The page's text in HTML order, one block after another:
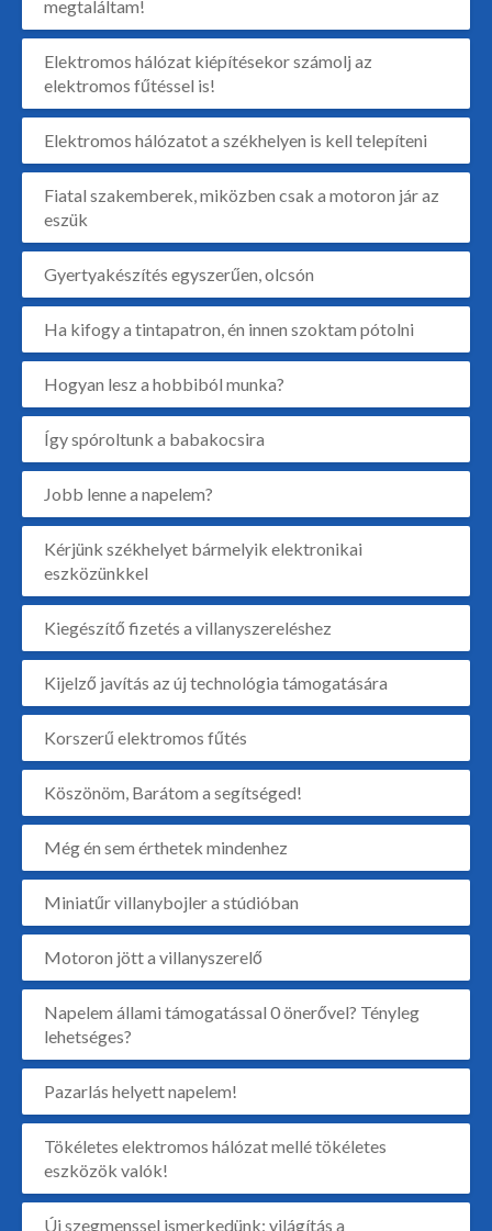
megtaláltam!
Elektromos hálózat kiépítésekor számolj az
elektromos fűtéssel is!
Elektromos hálózatot a székhelyen is kell telepíteni
Fiatal szakemberek, miközben csak a motoron jár az
eszük
Gyertyakészítés egyszerűen, olcsón
Ha kifogy a tintapatron, én innen szoktam pótolni
Hogyan lesz a hobbiból munka?
Így spóroltunk a babakocsira
Jobb lenne a napelem?
Kérjünk székhelyet bármelyik elektronikai
eszközünkkel
Kiegészítő fizetés a villanyszereléshez
Kijelző javítás az új technológia támogatására
Korszerű elektromos fűtés
Köszönöm, Barátom a segítséged!
Még én sem érthetek mindenhez
Miniatűr villanybojler a stúdióban
Motoron jött a villanyszerelő
Napelem állami támogatással 0 önerővel? Tényleg
lehetséges?
Pazarlás helyett napelem!
Tökéletes elektromos hálózat mellé tökéletes
eszközök valók!
Új szegmenssel ismerkedünk: világítás a